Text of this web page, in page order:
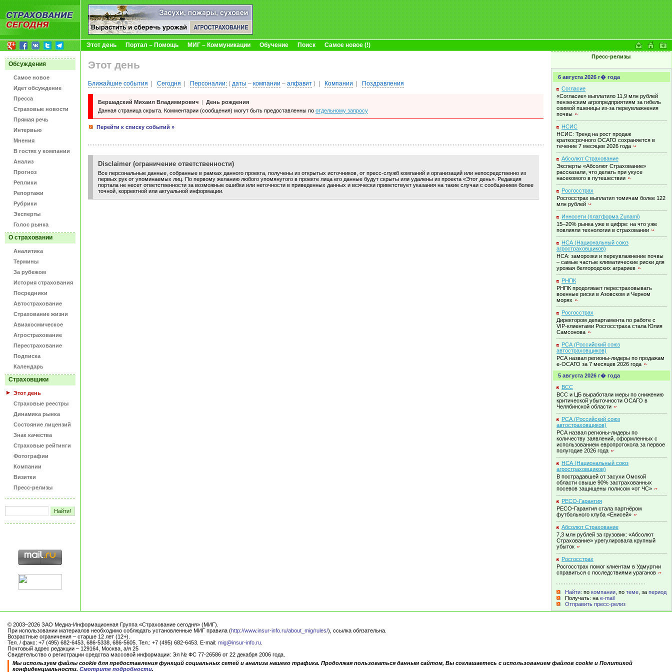
Этот день Портал – Помощь МИГ – Коммуникации Обучение Поиск Самое новое (!)
Обсуждения
Самое новое
Идет обсуждение
Пресса
Страховые новости
Прямая речь
Интервью
Мнения
В гостях у компании
Анализ
Прогноз
Реплики
Репортажи
Рубрики
Эксперты
Голос рынка
О страховании
Аналитика
Термины
За рубежом
История страхования
Посредники
Автострахование
Страхование жизни
Авиакосмическое
Агрострахование
Перестрахование
Подписка
Календарь
Страховщики
Этот день
Страховые реестры
Динамика рынка
Состояние лицензий
Знак качества
Страховые рейтинги
Фотографии
Компании
Визитки
Пресс-релизы
Этот день
Ближайшие события Сегодня Персоналии: ( даты – компании – алфавит ) Компании Поздравления
Бершадский Михаил Владимирович
День рождения
Данная страница скрыта. Комментарии (сообщения) могут быть предоставленны по отдельному запросу
Перейти к списку событий »
Disclaimer (ограничение ответственности)
Все персональные данные, собранные в рамках данного проекта, получены из открытых источников, от пресс-служб компаний и организаций или непосредственно из
первых рук от упоминаемых лиц. По первому желанию любого упомянутого в проекте лица его данные будут скрыты или удалены из проекта «Этот день». Редакция
портала не несет ответственности за возможные ошибки или неточности в приведенных данных и всячески приветствует указания на такие случаи с сообщением более
точной, корректной или актуальной информации.
Пресс-релизы
6 августа 2026 г� года
Согласие
«Согласие» выплатило 11,9 млн рублей
пензенским агропредприятиям за гибель
озимой пшеницы из-за переувлажнения
почвы
НСИС
НСИС: Тренд на рост продаж
краткосрочного ОСАГО сохраняется в
течение 7 месяцев 2026 года
Абсолют Страхование
Эксперты «Абсолют Страхование»
рассказали, что делать при укусе
насекомого в путешествии
Росгосстрах
Росгосстрах выплатил томичам более 122
млн рублей
Инносети (платформа Zunami)
15–20% рынка уже в цифре: на что уже
повлияли технологии в страховании
НСА (Национальный союз
агростраховщиков)
НСА: заморозки и переувлажнение почвы
– самые частые климатические риски для
урожая белгородских аграриев
РНПК
РНПК продолжает перестраховывать
военные риски в Азовском и Черном
морях
Росгосстрах
Директором департамента по работе с
VIP-клиентами Росгосстраха стала Юлия
Самсонова
РСА (Российский союз
автостраховщиков)
РСА назвал регионы-лидеры по продажам
е-ОСАГО за 7 месяцев 2026 года
5 августа 2026 г� года
ВСС
ВСС и ЦБ выработали меры по снижению
критической убыточности ОСАГО в
Челябинской области
РСА (Российский союз
автостраховщиков)
РСА назвал регионы-лидеры по
количеству заявлений, оформленных с
использованием европротокола за первое
полугодие 2026 года
НСА (Национальный союз
агростраховщиков)
В пострадавшей от засухи Омской
области свыше 90% застрахованных
посевов защищены полисом «от ЧС»
РЕСО-Гарантия
РЕСО-Гарантия стала партнёром
футбольного клуба «Енисей»
Абсолют Страхование
7,3 млн рублей за грузовик: «Абсолют
Страхование» урегулировала крупный
убыток
Росгосстрах
Росгосстрах помог клиентам в Удмуртии
справиться с последствиями ураганов
Найти: по компании , по теме , за период
Получать: на e-mail
Отправить пресс-релиз
© 2003–2026 ЗАО Медиа-Информационная Группа «Страхование сегодня» (МИГ).
При использовании материалов необходимо соблюдать установленные МИГ правила (http://www.insur-info.ru/about_mig/rules/), ссылка обязательна.
Возрастные ограничения – старше 12 лет (12+).
Тел. / факс: +7 (495) 682-6453, 686-5338, 686-5605. Тел.: +7 (495) 682-6453. E-mail: mig@insur-info.ru
Почтовый адрес редакции – 129164, Москва, а/я 25
Свидетельство о регистрации средства массовой информации: Эл № ФС 77-26586 от 22 декабря 2006 года.
Мы используем файлы cookie для предоставления функций социальных сетей и анализа нашего трафика. Продолжая пользоваться данным сайтом, Вы соглашаетесь с использованием файлов cookie и Политикой
конфиденциальности. Смотрите подробности.